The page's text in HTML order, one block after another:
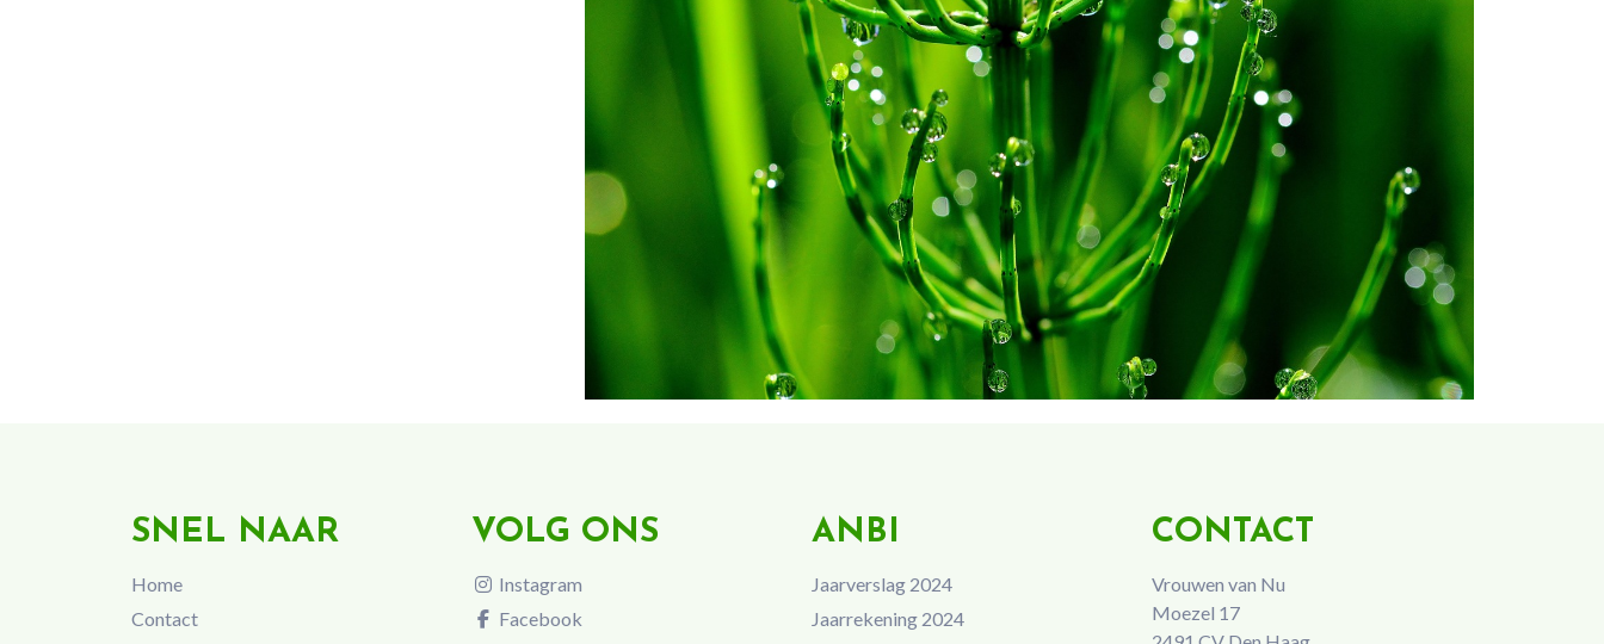
SNEL NAAR
Home
Contact
VOLG ONS
Instagram
Facebook
ANBI
Jaarverslag 2024
Jaarrekening 2024
CONTACT
Vrouwen van Nu
Moezel 17